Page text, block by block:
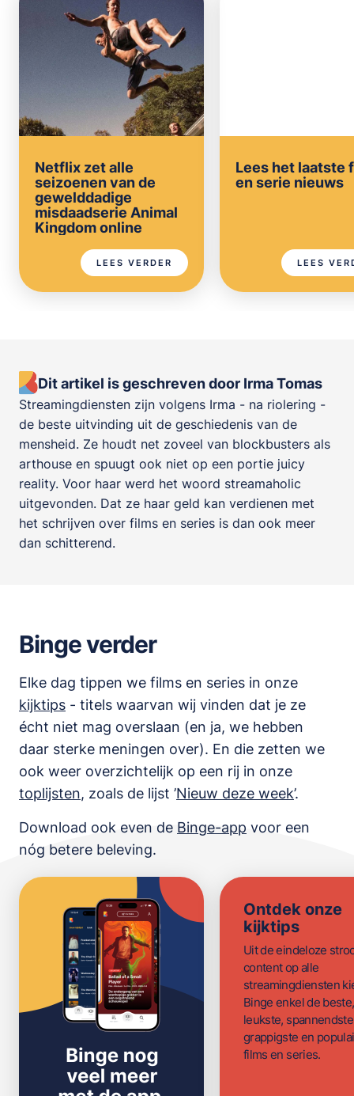
Netflix zet alle
seizoenen van de
gewelddadige
misdaadserie Animal
Kingdom online
LEES VERDER
Lees het laatste
en serie nieuws
LEES
Dit artikel is geschreven door Irma Tomas
Streamingdiensten zijn volgens Irma - na riolering -
de beste uitvinding uit de geschiedenis van de
mensheid. Ze houdt net zoveel van blockbusters als
arthouse en spuugt ook niet op een portie juicy
reality. Voor haar werd het woord streamaholic
uitgevonden. Dat ze haar geld kan verdienen met
het schrijven over films en series is dan ook meer
dan schitterend.
Binge verder
Elke dag tippen we films en series in onze
kijktips - titels waarvan wij vinden dat je ze
écht niet mag overslaan (en ja, we hebben
daar sterke meningen over). En die zetten we
ook weer overzichtelijk op een rij in onze
toplijsten, zoals de lijst ’Nieuw deze week’.
Download ook even de Binge-app voor een
nóg betere beleving.
Ontdek onze
kijktips
Uit de eindeloze
content op alle
streamingdiensten
Binge enkel de beste,
leukste,
grappigste en
films en series.